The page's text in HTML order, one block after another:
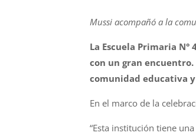
Mussi acompañó a la
La Escuela Primaria
con un gran
comunidad educativa
En el marco de la
“Esta institución tiene